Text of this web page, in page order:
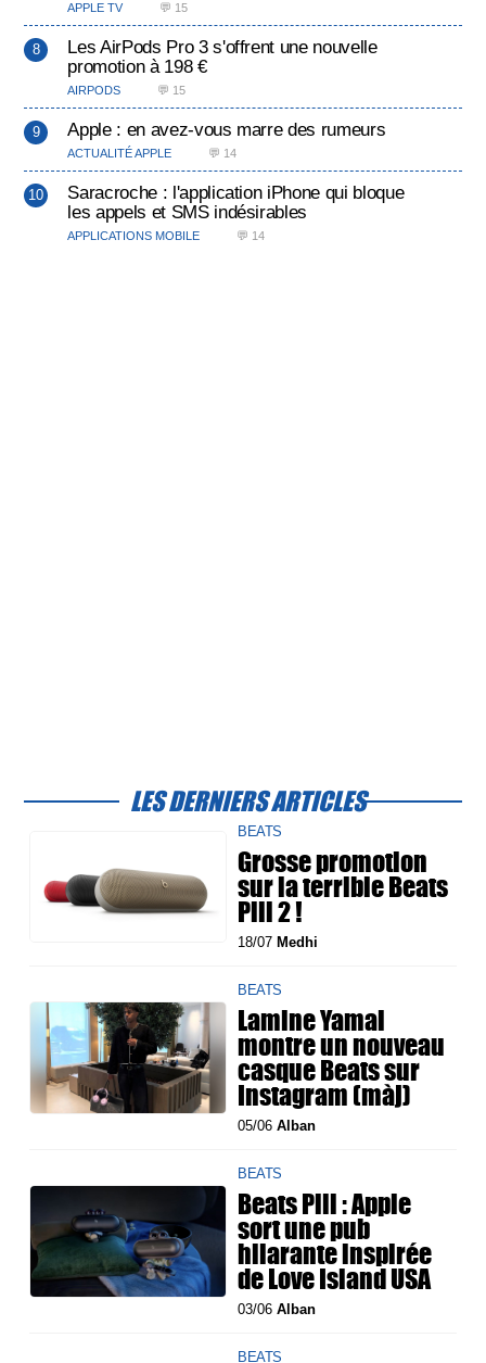
APPLE TV 💬 15
Les AirPods Pro 3 s'offrent une nouvelle
promotion à 198 €
AIRPODS 💬 15
Apple : en avez-vous marre des rumeurs
ACTUALITÉ APPLE 💬 14
Saracroche : l'application iPhone qui bloque
les appels et SMS indésirables
APPLICATIONS MOBILE 💬 14
LES DERNIERS ARTICLES
BEATS
Grosse promotion
sur la terrible Beats
Pill 2 !
18/07 Medhi
BEATS
Lamine Yamal
montre un nouveau
casque Beats sur
Instagram (màj)
05/06Alban
BEATS
Beats Pill : Apple
sort une pub
hilarante inspirée
de Love Island USA
03/06Alban
BEATS